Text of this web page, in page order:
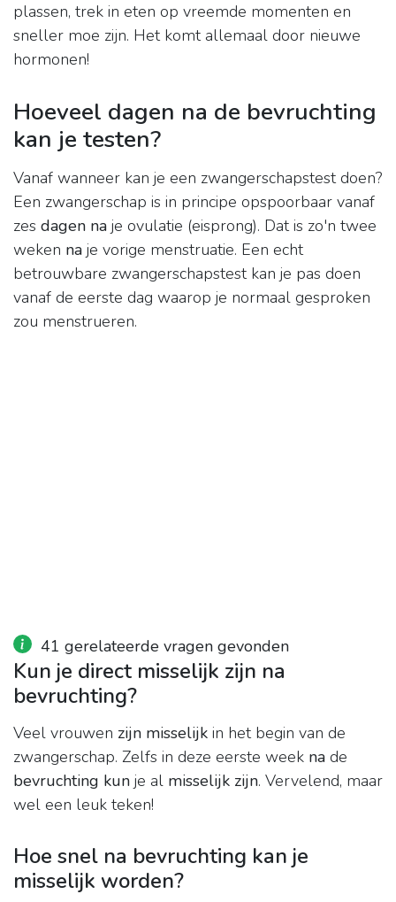
plassen, trek in eten op vreemde momenten en
sneller moe zijn. Het komt allemaal door nieuwe
hormonen!
Hoeveel dagen na de bevruchting
kan je testen?
Vanaf wanneer kan je een zwangerschapstest doen?
Een zwangerschap is in principe opspoorbaar vanaf
zes dagen na je ovulatie (eisprong). Dat is zo'n twee
weken na je vorige menstruatie. Een echt
betrouwbare zwangerschapstest kan je pas doen
vanaf de eerste dag waarop je normaal gesproken
zou menstrueren.
41 gerelateerde vragen gevonden
Kun je direct misselijk zijn na
bevruchting?
Veel vrouwen zijn misselijk in het begin van de
zwangerschap. Zelfs in deze eerste week na de
bevruchting kun je al misselijk zijn. Vervelend, maar
wel een leuk teken!
Hoe snel na bevruchting kan je
misselijk worden?